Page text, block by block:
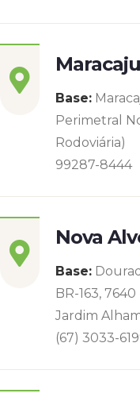
Base:
Perimetral
Rodoviária)
99287-8444
Nova
Base:
BR-163,
Jardim
(67) 3033-